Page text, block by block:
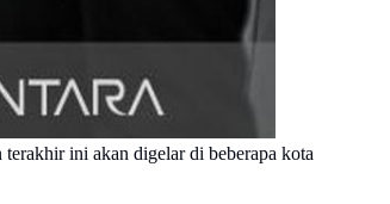
ini akan digelar di beberapa kota